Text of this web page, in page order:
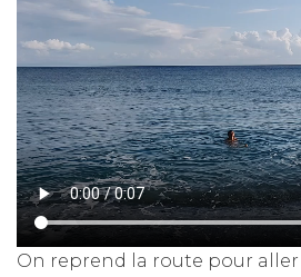
On reprend la route pour